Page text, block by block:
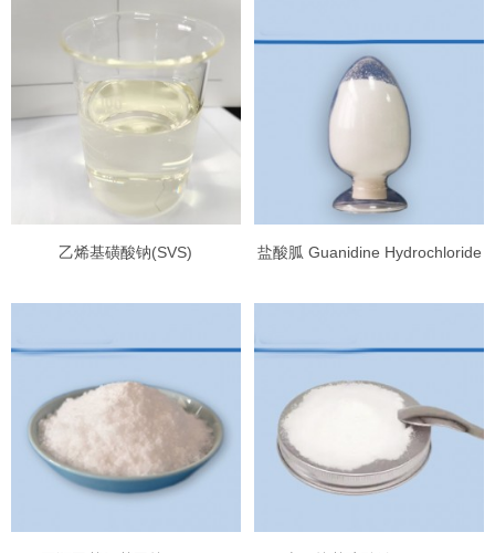
乙烯基磺酸钠(SVS) 盐酸胍 Guanidine Hydrochloride